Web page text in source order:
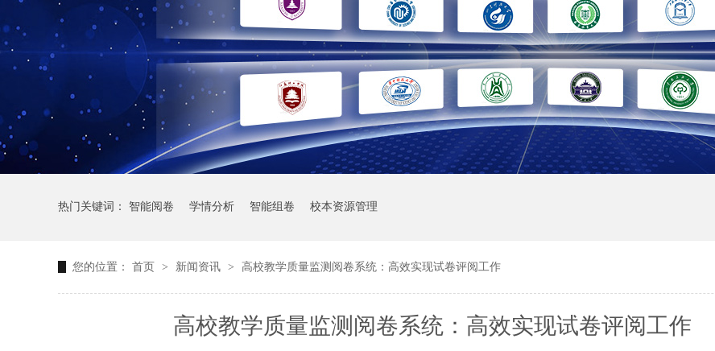
热门关键词： 智能阅卷 学情分析 智能组卷 校本资源管理
您的位置： 首页 > 新闻资讯 > 高校教学质量监测阅卷系统：高效实现试卷评阅工作
高校教学质量监测阅卷系统：高效实现试卷评阅工作